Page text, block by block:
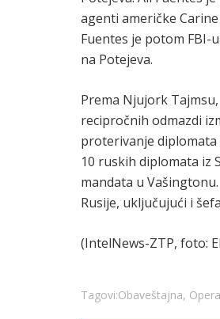
agenti američke
Fuentes je potom FBI-
na Potejeva.
Prema Njujork
recipročnih odmazdi
proterivanje diplomata
10 ruskih diplomata iz
mandata u
Rusije, uključujući i
(IntelNews-ZTP, foto:
Tagovi:Obaveštajna,